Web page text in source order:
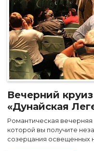
Вечерний
«Дунайская
Романтическая
которой вы получите
созерцания освещенных